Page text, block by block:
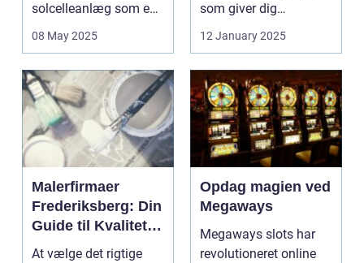
solcelleanlæg som en
bæred...
08 May 2025
som giver dig
mulighed for ...
12 January 2025
Malerfirmaer
Frederiksberg: Din
Guide til Kvalitet
og Service
At vælge det rigtige
Opdag magien ved
Megaways
Megaways slots har
revolutioneret online